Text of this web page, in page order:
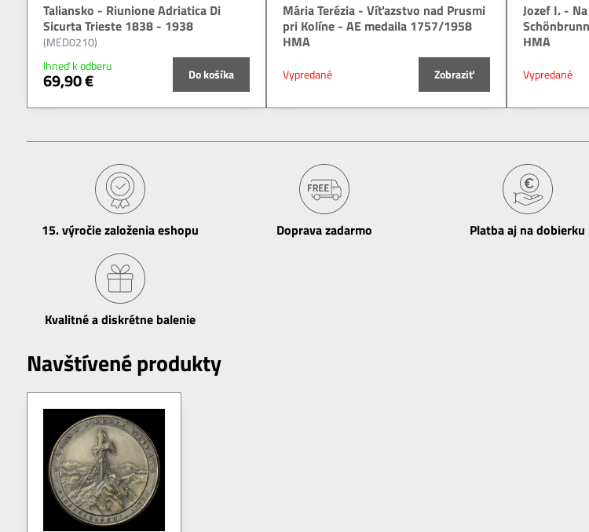
Taliansko - Riunione Adriatica Di
Sicurta Trieste 1838 - 1938
(MED0210)
Ihneď k odberu
69,90 € Do košíka
Mária Terézia - Víťazstvo nad Prusmi
pri Kolíne - AE medaila 1757/1958
HMA
Vypredané Zobraziť
Jozef I. -
HMA
Vypredané
15​. výročie založenia eshopu Doprava zadarmo Platba aj na dobierku
Kvalitné a diskrétne balenie
Navštívené produkty